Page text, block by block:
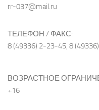
rr-037@mail.ru
ТЕЛЕФОН / ФАКС:
8 (49336) 2-23-45, 8
ВОЗРАСТНОЕ
+16